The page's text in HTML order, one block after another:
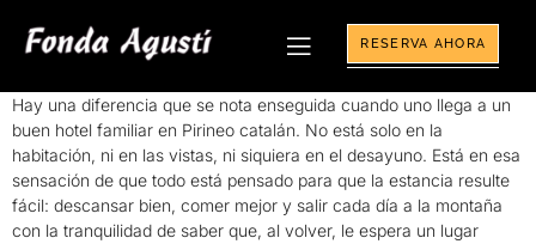
RESERVA AHORA
Hay una diferencia que se nota enseguida cuando uno llega a un
buen hotel familiar en Pirineo catalán. No está solo en la
habitación, ni en las vistas, ni siquiera en el desayuno. Está en esa
sensación de que todo está pensado para que la estancia resulte
fácil: descansar bien, comer mejor y salir cada día a la montaña
con la tranquilidad de saber que, al volver, le espera un lugar